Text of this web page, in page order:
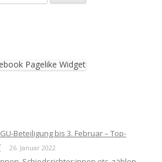
Beteiligung bis 3. Februar – Top-
26. Januar 2022